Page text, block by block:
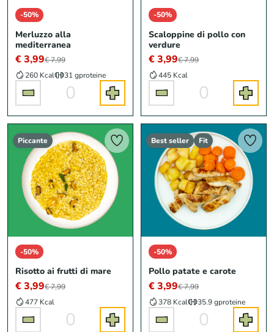
-50%
Merluzzo alla
mediterranea
€ 3,99€ 7,99
260 Kcal
31 gproteine
0
-50%
Scaloppine di pollo con
verdure
€ 3,99€ 7,99
445 Kcal
0
Piccante
-50%
Risotto ai frutti di mare
€ 3,99€ 7,99
477 Kcal
0
Best seller Fit
-50%
Pollo patate e carote
€ 3,99€ 7,99
378 Kcal
35.9 gproteine
0